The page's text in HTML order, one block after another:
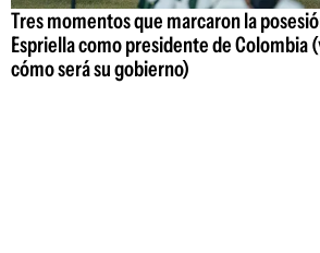
Tres momentos que marcaron la
Espriella como presidente de Colombia
cómo será su gobierno)